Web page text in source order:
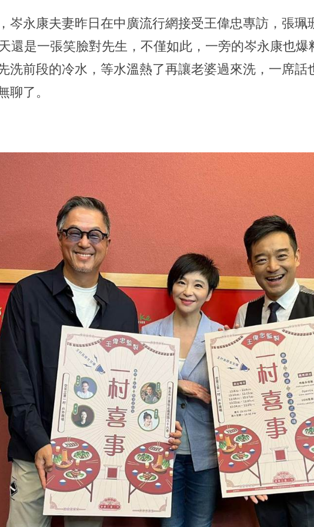
岑永康夫妻昨日在中廣流行網接受王偉忠專訪，張珮
還是一張笑臉對先生，不僅如此，一旁的岑永康也爆
洗前段的冷水，等水溫熱了再讓老婆過來洗，一席話
聊了。